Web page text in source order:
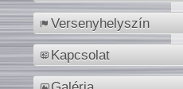
Versenyhelyszín
Kapcsolat